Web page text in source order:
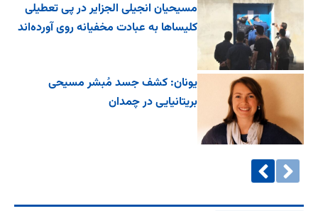
مسیحیان انجیلی الجزایر در پی تعطیلی
کلیساها به عبادت مخفیانه روی آورده‌اند
یونان: کشف جسد مُبشر مسیحی
بریتانیایی در چمدان